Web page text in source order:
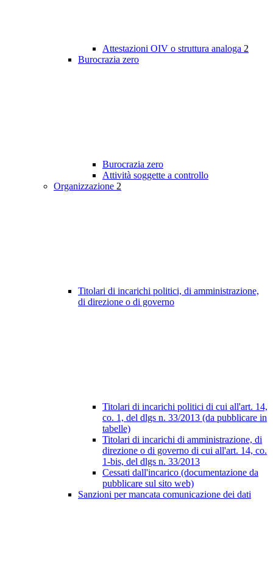
Attestazioni OIV o struttura analoga 2
Burocrazia zero
Burocrazia zero
Attività soggette a controllo
Organizzazione 2
Titolari di incarichi politici, di amministrazione,
di direzione o di governo
Titolari di incarichi politici di cui all'art. 14,
co. 1, del dlgs n. 33/2013 (da pubblicare in
tabelle)
Titolari di incarichi di amministrazione, di
direzione o di governo di cui all'art. 14, co.
1-bis, del dlgs n. 33/2013
Cessati dall'incarico (documentazione da
pubblicare sul sito web)
Sanzioni per mancata comunicazione dei dati